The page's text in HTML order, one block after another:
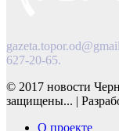
627-20-65.
© 2017 новости
защищены... |
О проекте